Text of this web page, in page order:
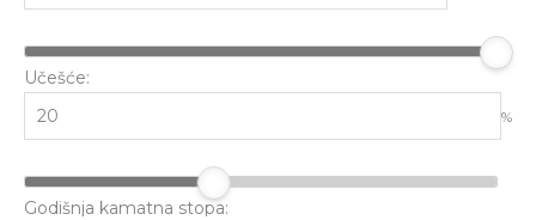
Učešće:
%
Godišnja kamatna stopa: